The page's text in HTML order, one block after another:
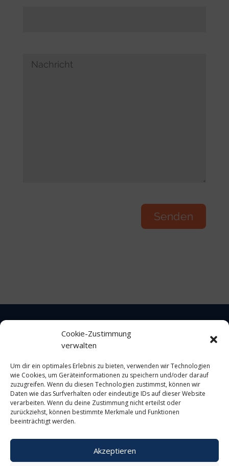
Cookie-Zustimmung
verwalten
Um dir ein optimales Erlebnis zu bieten, verwenden wir Technologien
wie Cookies, um Geräteinformationen zu speichern und/oder darauf
zuzugreifen. Wenn du diesen Technologien zustimmst, können wir
Daten wie das Surfverhalten oder eindeutige IDs auf dieser Website
verarbeiten. Wenn du deine Zustimmung nicht erteilst oder
zurückziehst, können bestimmte Merkmale und Funktionen
beeinträchtigt werden.
Akzeptieren
Datenschutz
Cookie-Richtlinie